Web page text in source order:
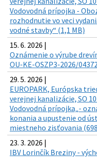
Vodovodná prípojka -
rozhodnutie vo veci
vodné stavby“ (1,1 MB)
15. 6. 2026 |
Oznámenie o výrube
OU-KE-OSZP3-2026/
29. 5. 2026 |
EUROPARK, Európska
verejnej kanalizácie, SO
Vodovodná prípojka„-
konania a upustenie od
miestneho zisťovania
23. 3. 2026 |
IBV Lorinčík Breziny -